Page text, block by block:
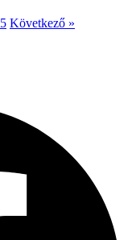
5 Következő »